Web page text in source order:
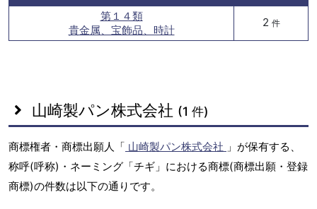
第１４類
貴金属、宝飾品、時計
2 件
山崎製パン株式会社 (1 件)
商標権者・商標出願人「 山崎製パン株式会社 」が保有する、
称呼(呼称)・ネーミング「チギ」における商標(商標出願・登録
商標)の件数は以下の通りです。